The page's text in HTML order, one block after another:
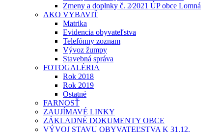
Zmeny a doplnky č. 2⁄2021 ÚP obce Lomná
AKO VYBAVIŤ
Matrika
Evidencia obyvateľstva
Telefónny zoznam
Vývoz žumpy
Stavebná správa
FOTOGALÉRIA
Rok 2018
Rok 2019
Ostatné
FARNOSŤ
ZAUJÍMAVÉ LINKY
ZÁKLADNÉ DOKUMENTY OBCE
VÝVOJ STAVU OBYVATEĽSTVA K 31.12.